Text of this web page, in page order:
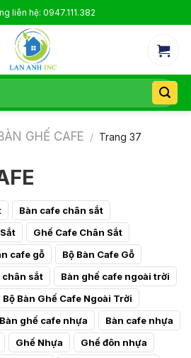
liên hệ: 0947.111.382
GHẾ CAFE / Trang 37
Bàn cafe chân sắt
Ghế Cafe Chân Sắt
cafe gỗ
Bộ Bàn Cafe Gỗ
chân sắt
Bàn ghế cafe ngoài trời
Bộ Bàn Ghế Cafe Ngoài Trời
Bàn ghế cafe nhựa
Bàn cafe nhựa
Ghế Nhựa
Ghế đôn nhựa